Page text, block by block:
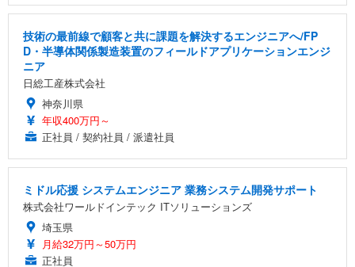
技術の最前線で顧客と共に課題を解決するエンジニアへ/FP
D・半導体関係製造装置のフィールドアプリケーションエンジ
ニア
日総工産株式会社
神奈川県
年収400万円～
正社員 / 契約社員 / 派遣社員
ミドル応援 システムエンジニア 業務システム開発サポート
株式会社ワールドインテック ITソリューションズ
埼玉県
月給32万円～50万円
正社員